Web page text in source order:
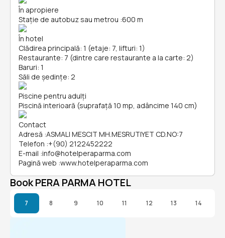
În apropiere
Stație de autobuz sau metrou :600 m
În hotel
Clădirea principală: 1 (etaje: 7, lifturi: 1)
Restaurante: 7 (dintre care restaurante a la carte: 2)
Baruri: 1
Săli de ședințe: 2
Piscine pentru adulți
Piscină interioară (suprafață 10 mp, adâncime 140 cm)
Contact
Adresă :ASMALI MESCIT MH.MESRUTIYET CD.NO:7
Telefon :+(90) 2122452222
E-mail :info@hotelperaparma.com
Pagină web :www.hotelperaparma.com
Book PERA PARMA HOTEL
7 8 9 10 11 12 13 14